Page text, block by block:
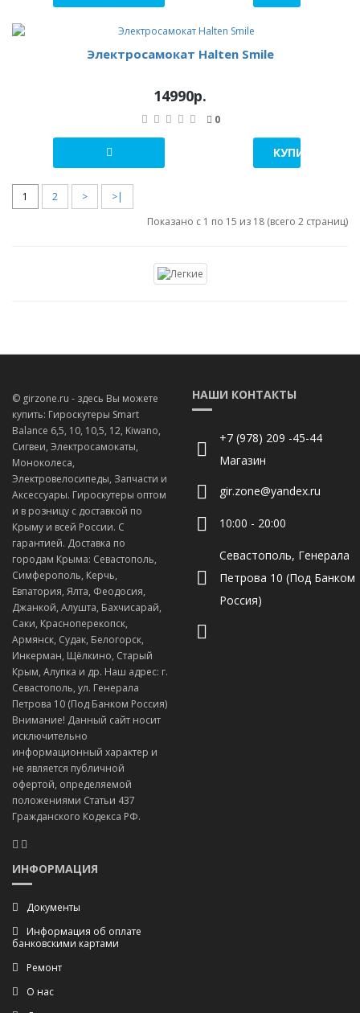
Электросамокат Halten Smile
14990р.
0
КУПИТЬ В 1
1 2 >
>|
Показано с 1 по 15 из 18 (всего 2 страниц)
© girzone.ru - здесь Вы можете
купить: Гироскутеры Smart
Balance 6,5, 10, 10,5, 12, Kiwano,
Сигвеи, Электросамокаты,
Моноколеса,
Электровелосипеды, Запчасти и
Аксессуары. Гироскутеры оптом
и в розницу с доставкой по
Крыму и всей России. С
гарантией. Доставка по
городам Крыма: Севастополь,
Симферополь, Керчь,
Евпатория, Ялта, Феодосия,
Джанкой, Алушта, Бахчисарай,
Саки, Красноперекопск,
Армянск, Судак, Белогорск,
Инкерман, Щёлкино, Старый
Крым, Алупка и др. Наш адрес: г.
Севастополь, ул. Генерала
Петрова 10 (Под Банком Россия)
Внимание! Данный сайт носит
исключительно
информационный характер и
не является публичной
офертой, определяемой
положениями Статьи 437
Гражданского Кодекса РФ.
НАШИ КОНТАКТЫ
+7 (978) 209 -45-44
Магазин
gir.zone@yandex.ru
10:00 - 20:00
Севастополь, Генерала
Петрова 10 (Под Банком
Россия)
ИНФОРМАЦИЯ
Документы
Информация об оплате
банковскими картами
Ремонт
О нас